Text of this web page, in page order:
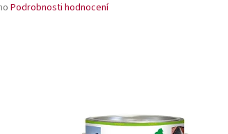
Podrobnosti hodnocení